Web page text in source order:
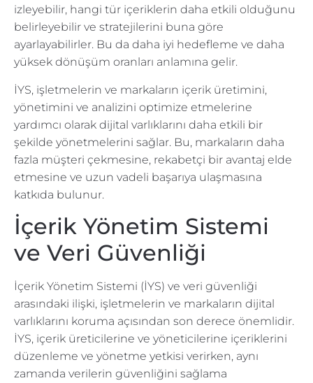
izleyebilir, hangi tür içeriklerin daha etkili olduğunu
belirleyebilir ve stratejilerini buna göre
ayarlayabilirler. Bu da daha iyi hedefleme ve daha
yüksek dönüşüm oranları anlamına gelir.
İYS, işletmelerin ve markaların içerik üretimini,
yönetimini ve analizini optimize etmelerine
yardımcı olarak dijital varlıklarını daha etkili bir
şekilde yönetmelerini sağlar. Bu, markaların daha
fazla müşteri çekmesine, rekabetçi bir avantaj elde
etmesine ve uzun vadeli başarıya ulaşmasına
katkıda bulunur.
İçerik Yönetim Sistemi
ve Veri Güvenliği
İçerik Yönetim Sistemi (İYS) ve veri güvenliği
arasındaki ilişki, işletmelerin ve markaların dijital
varlıklarını koruma açısından son derece önemlidir.
İYS, içerik üreticilerine ve yöneticilerine içeriklerini
düzenleme ve yönetme yetkisi verirken, aynı
zamanda verilerin güvenliğini sağlama